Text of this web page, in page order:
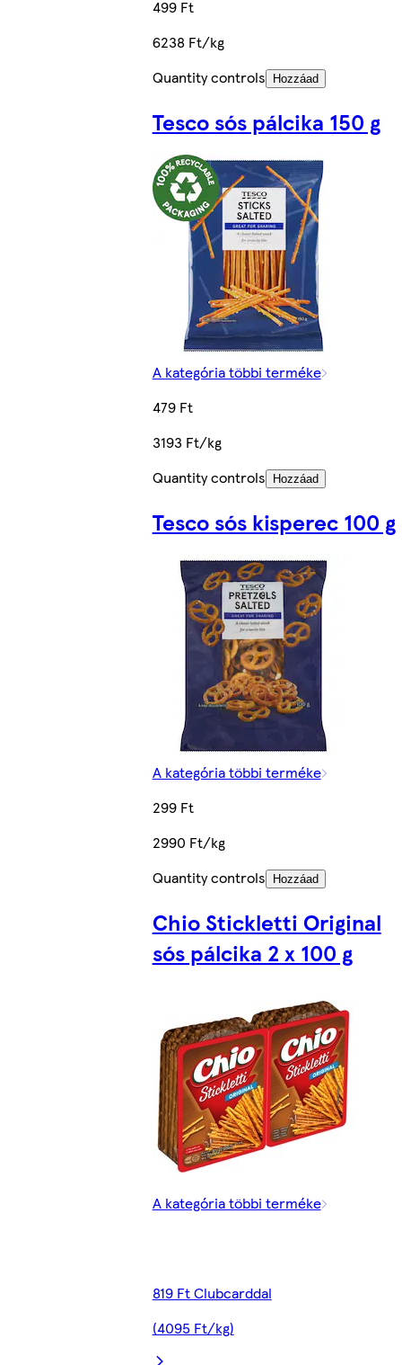
499 Ft
6238 Ft/kg
Quantity controls
Hozzáad
Tesco sós pálcika 150 g
A kategória többi terméke
479 Ft
3193 Ft/kg
Quantity controls
Hozzáad
Tesco sós kisperec 100 g
A kategória többi terméke
299 Ft
2990 Ft/kg
Quantity controls
Hozzáad
Chio Stickletti Original
sós pálcika 2 x 100 g
A kategória többi terméke
819 Ft Clubcarddal
(4095 Ft/kg)